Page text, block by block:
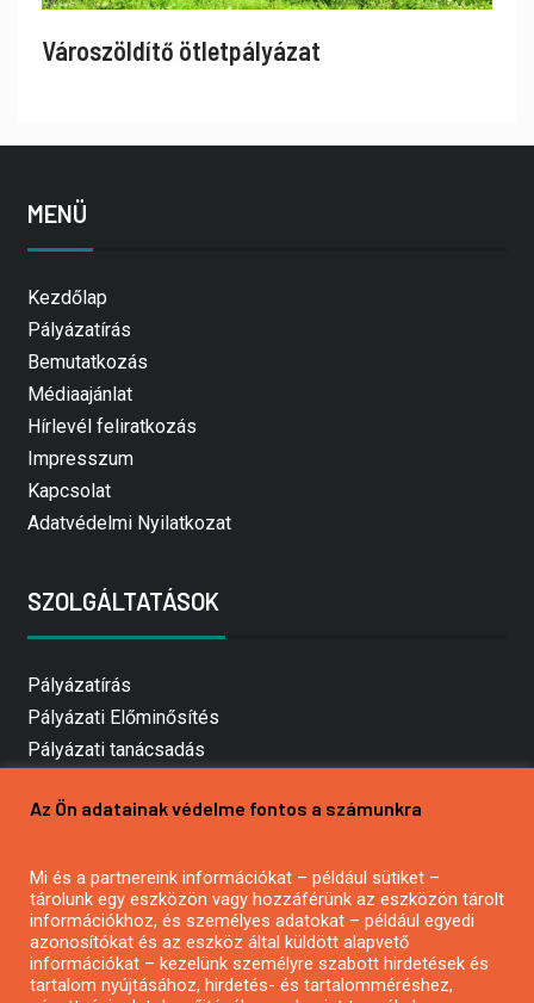
Városzöldítő ötletpályázat
MENÜ
Kezdőlap
Pályázatírás
Bemutatkozás
Médiaajánlat
Hírlevél feliratkozás
Impresszum
Kapcsolat
Adatvédelmi Nyilatkozat
SZOLGÁLTATÁSOK
Pályázatírás
Pályázati Előminősítés
Pályázati tanácsadás
Mezőgazdasági pályázatírás
Pályázatírás civil szervezeteknek
Pályázatírás önkormányzatoknak
Pályázatfigyelés
Specifikus pályázatfigyelés vagy hírlevél
Az Ön adatainak védelme fontos a számunkra
Mi és a partnereink információkat – például sütiket –
tárolunk egy eszközön vagy hozzáférünk az eszközön tárolt
információkhoz, és személyes adatokat – például egyedi
azonosítókat és az eszköz által küldött alapvető
információkat – kezelünk személyre szabott hirdetések és
tartalom nyújtásához, hirdetés- és tartalomméréshez,